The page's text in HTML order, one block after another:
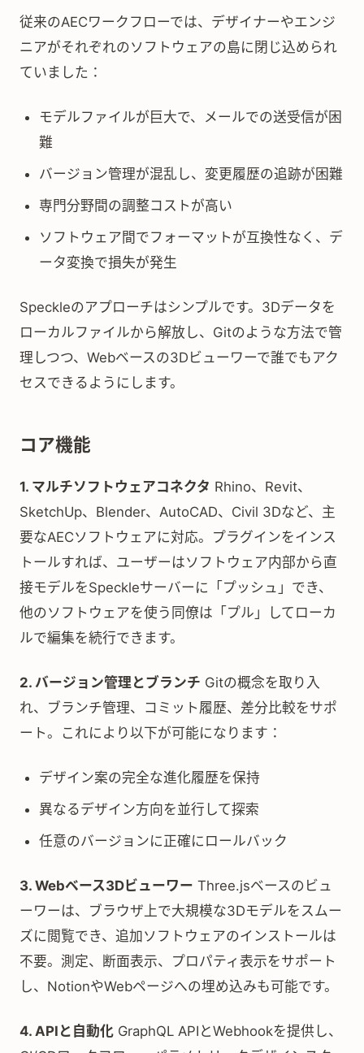
従来のAECワークフローでは、デザイナーやエンジ
ニアがそれぞれのソフトウェアの島に閉じ込められ
ていました：
モデルファイルが巨大で、メールでの送受信が困
難
バージョン管理が混乱し、変更履歴の追跡が困難
専門分野間の調整コストが高い
ソフトウェア間でフォーマットが互換性なく、デ
ータ変換で損失が発生
Speckleのアプローチはシンプルです。3Dデータを
ローカルファイルから解放し、Gitのような方法で管
理しつつ、Webベースの3Dビューワーで誰でもアク
セスできるようにします。
コア機能
1. マルチソフトウェアコネクタ Rhino、Revit、
SketchUp、Blender、AutoCAD、Civil 3Dなど、主
要なAECソフトウェアに対応。プラグインをインス
トールすれば、ユーザーはソフトウェア内部から直
接モデルをSpeckleサーバーに「プッシュ」でき、
他のソフトウェアを使う同僚は「プル」してローカ
ルで編集を続行できます。
2. バージョン管理とブランチ Gitの概念を取り入
れ、ブランチ管理、コミット履歴、差分比較をサポ
ート。これにより以下が可能になります：
デザイン案の完全な進化履歴を保持
異なるデザイン方向を並行して探索
任意のバージョンに正確にロールバック
3. Webベース3Dビューワー Three.jsベースのビュ
ーワーは、ブラウザ上で大規模な3Dモデルをスムー
ズに閲覧でき、追加ソフトウェアのインストールは
不要。測定、断面表示、プロパティ表示をサポート
し、NotionやWebページへの埋め込みも可能です。
4. APIと自動化 GraphQL APIとWebhookを提供し、